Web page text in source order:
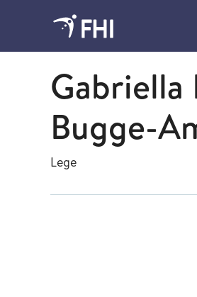
Vurdering av tiltak
Gabriella
Bugge-
Lege